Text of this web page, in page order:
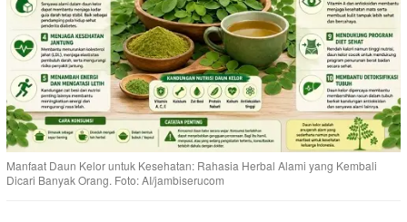
Manfaat Daun Kelor untuk Kesehatan: Rahasia Herbal Alami yang Kembali
Dicari Banyak Orang. Foto: AI/jambiserucom